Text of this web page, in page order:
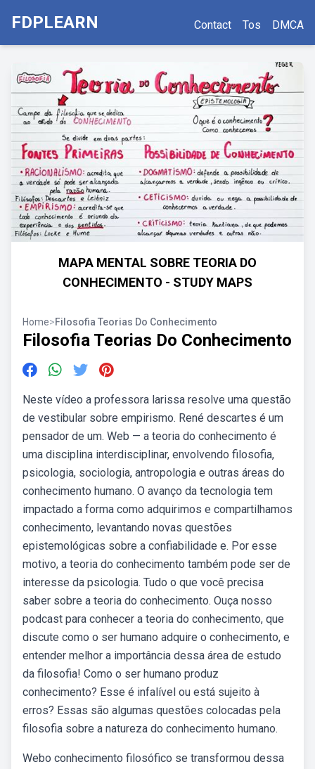
FDPLEARN Contact Tos DMCA
MAPA MENTAL SOBRE TEORIA DO
CONHECIMENTO - STUDY MAPS
Home>Filosofia Teorias Do Conhecimento
Filosofia Teorias Do Conhecimento
Neste vídeo a professora larissa resolve uma questão
de vestibular sobre empirismo. René descartes é um
pensador de um. Web — a teoria do conhecimento é
uma disciplina interdisciplinar, envolvendo filosofia,
psicologia, sociologia, antropologia e outras áreas do
conhecimento humano. O avanço da tecnologia tem
impactado a forma como adquirimos e compartilhamos
conhecimento, levantando novas questões
epistemológicas sobre a confiabilidade e. Por esse
motivo, a teoria do conhecimento também pode ser de
interesse da psicologia. Tudo o que você precisa
saber sobre a teoria do conhecimento. Ouça nosso
podcast para conhecer a teoria do conhecimento, que
discute como o ser humano adquire o conhecimento, e
entender melhor a importância dessa área de estudo
da filosofia! Como o ser humano produz
conhecimento? Esse é infalível ou está sujeito à
erros? Essas são algumas questões colocadas pela
filosofia sobre a natureza do conhecimento humano.
Webo conhecimento filosófico se transformou dessa